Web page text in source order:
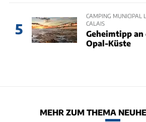
5
CAMPING MUNICIPAL
CALAIS
Geheimtipp
Opal-Küste
MEHR ZUM THEMA